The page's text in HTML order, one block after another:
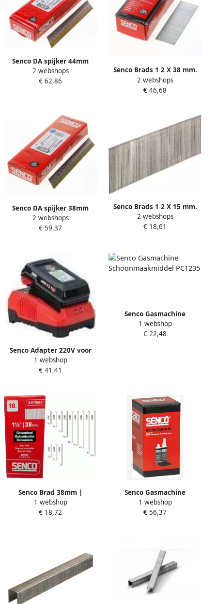
Senco DA spijker 44mm
gegalvaniseerd: DA19EABN
per 4000 stuks DA19EABN
2 webshops
€ 62,86
Senco Brads 1 2 X 38 mm.
gegalvaniseerd AY17EAAP
2 webshops
€ 46,68
Senco DA spijker 38mm
gegalvaniseerd: DA17EABN
per 4000 stuks DA17EABN
2 webshops
€ 59,37
Senco Brads 1 2 X 15 mm.
gegalvaniseerd AY10EAAP
2 webshops
€ 18,61
Senco Adapter 220V voor
Gasmachines VB0115EU
1 webshop
€ 41,41
Senco Gasmachine
Schoonmaakmiddel PC1235
1 webshop
€ 22,48
Senco Brad 38mm |
AX17EAA
1 webshop
€ 18,72
Senco Gasmachine
Schoonmaakset PC1239
1 webshop
€ 56,37